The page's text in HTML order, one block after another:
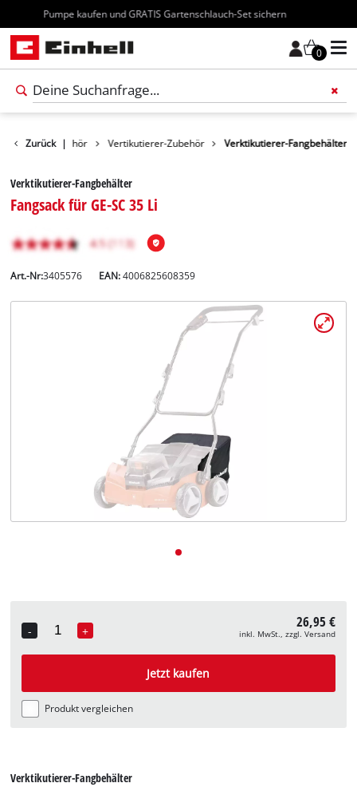
Kostenloser Versand ab 70€
0
Zurück |
Zubehör Vertikutierer-Zubehör Verktikutierer-Fangbehälter
Verktikutierer-Fangbehälter
Fangsack für GE-SC 35 Li
Art.-Nr:3405576 EAN:4006825608359
-
Quantity
+ 26,95 €
inkl. MwSt., zzgl. Versand
Jetzt kaufen
Produkt vergleichen
Verktikutierer-Fangbehälter